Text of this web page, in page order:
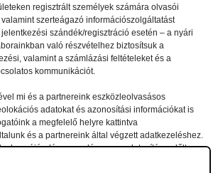
regisztrált személyek számára olvasói
szerteágazó információszolgáltatást
szándék/regisztráció esetén – a nyári
való részvételhez biztosítsuk a
valamint a számlázási feltételeket és a
kommunikációt.
mi és a partnereink eszközleolvasásos
adatokat és azonosítási információkat is
a megfelelő helyre kattintva
és a partnereink által végzett adatkezeléshez.
a hozzájárulás megadása vagy elutasítása előtt
információkhoz juthatnak, és megváltoztathatják
| Minden jog fenntartva